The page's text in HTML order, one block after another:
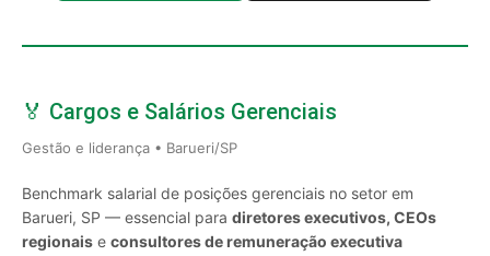
🏅 Cargos e Salários Gerenciais
Gestão e liderança • Barueri/SP
Benchmark salarial de posições gerenciais no setor em
Barueri, SP — essencial para diretores executivos, CEOs
regionais e consultores de remuneração executiva